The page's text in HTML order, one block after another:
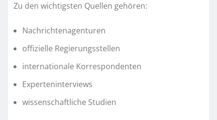
Zu den wichtigsten Quellen gehören:
Nachrichtenagenturen
offizielle Regierungsstellen
internationale Korrespondenten
Experteninterviews
wissenschaftliche Studien